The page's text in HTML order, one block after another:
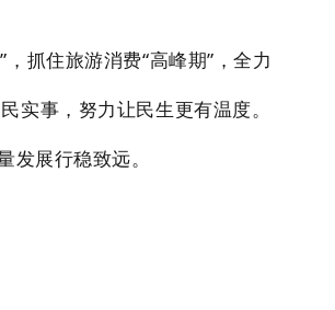
抓住旅游消费“高峰期”，全力
实事，努力让民生更有温度。
展行稳致远。